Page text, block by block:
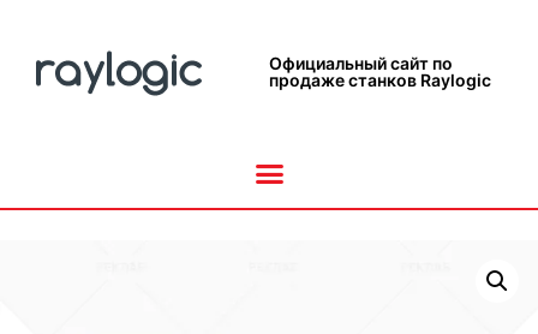
Официальный сайт по
продаже станков Raylogic